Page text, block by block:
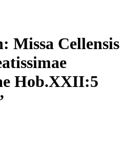
Missa Cellensis
Hob.XXII:5